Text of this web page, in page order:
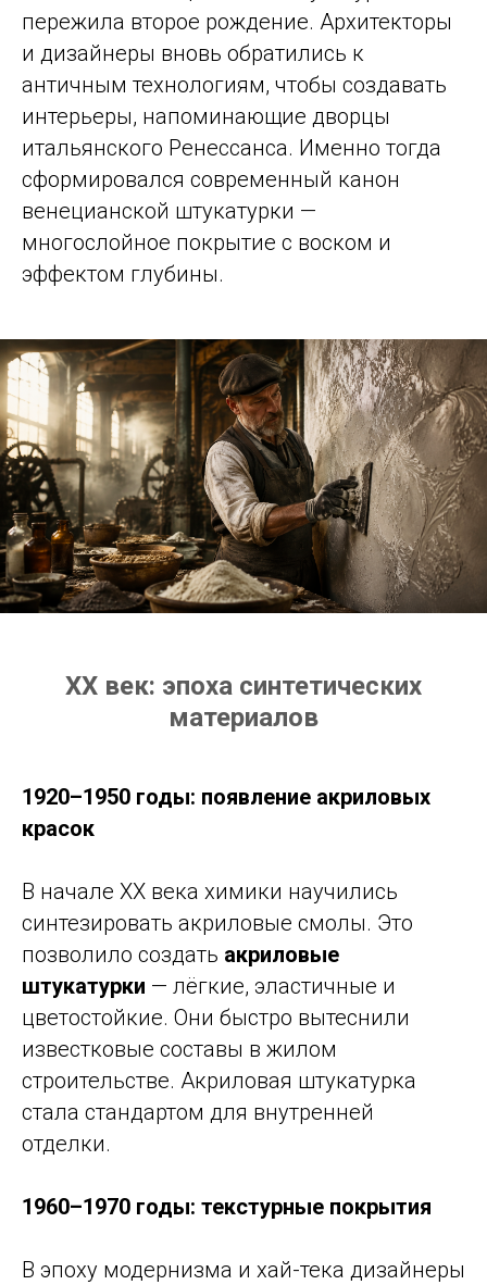
пережила второе рождение. Архитекторы
и дизайнеры вновь обратились к
античным технологиям, чтобы создавать
интерьеры, напоминающие дворцы
итальянского Ренессанса. Именно тогда
сформировался современный канон
венецианской штукатурки —
многослойное покрытие с воском и
эффектом глубины.
XX век: эпоха синтетических
материалов
1920–1950 годы: появление акриловых
красок
В начале XX века химики научились
синтезировать акриловые смолы. Это
позволило создать акриловые
штукатурки — лёгкие, эластичные и
цветостойкие. Они быстро вытеснили
известковые составы в жилом
строительстве. Акриловая штукатурка
стала стандартом для внутренней
отделки.
1960–1970 годы: текстурные покрытия
В эпоху модернизма и хай-тека дизайнеры